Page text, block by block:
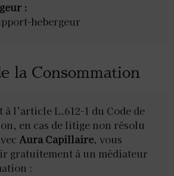
:
hebergeur
la Consommation
l’article L.612-1 du Code de
en cas de litige non résolu
Aura Capillaire, vous
gratuitement à un médiateur
: